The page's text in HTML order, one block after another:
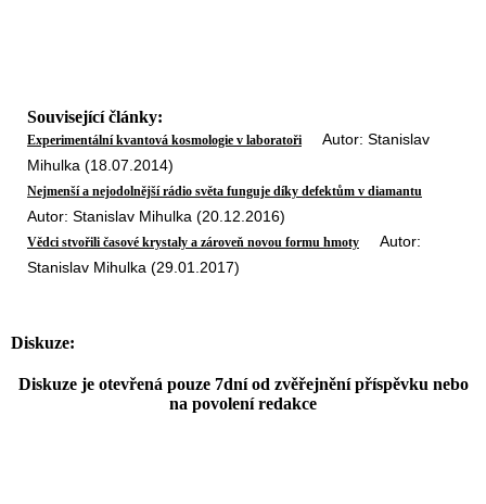
Související články:
Experimentální kvantová kosmologie v laboratoři Autor: Stanislav
Mihulka (18.07.2014)
Nejmenší a nejodolnější rádio světa funguje díky defektům v diamantu
Autor: Stanislav Mihulka (20.12.2016)
Vědci stvořili časové krystaly a zároveň novou formu hmoty Autor:
Stanislav Mihulka (29.01.2017)
Diskuze:
Diskuze je otevřená pouze 7dní od zvěřejnění příspěvku nebo
na povolení redakce